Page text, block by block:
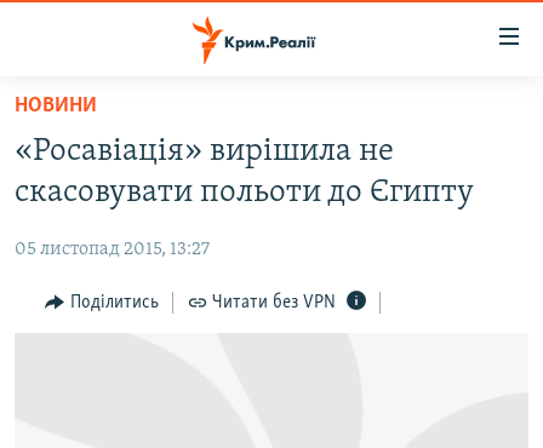
Перейти
основного
матеріалу
до
навігації
Перейти
ВІДЕО ТА ФОТО
ПОЛІТИКА
БЛОГИ
НОВИНИ
«Росавіація» вирішила не
скасовувати польоти до Єгипту
05 листопад 2015, 13:27
Поділитись Читати без VPN